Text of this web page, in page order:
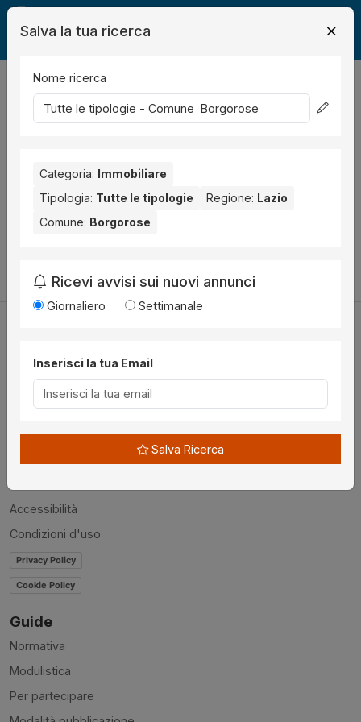
Legalmente Immobili
risultati Ordina per
Greccio (1) Rieti (1)
Utilità
Chi siamo
Disclaimer
Accessibilità
Condizioni d'uso
Privacy Policy
Cookie Policy
Guide
Normativa
Modulistica
Per partecipare
Salva la tua ricerca
Nome ricerca
Categoria: Immobiliare
Tipologia: Tutte le tipologie Regione: Lazio
Comune: Borgorose
Ricevi avvisi sui nuovi annunci
Giornaliero Settimanale
Inserisci la tua Email
Salva Ricerca